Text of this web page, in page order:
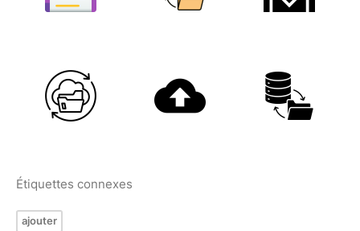
Étiquettes connexes
ajouter